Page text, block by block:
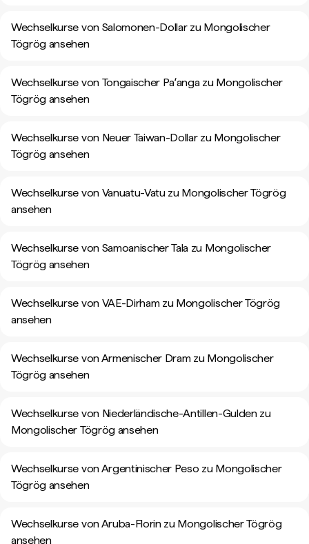
Wechselkurse von Salomonen-Dollar zu Mongolischer
Tögrög ansehen
Wechselkurse von Tongaischer Paʻanga zu Mongolischer
Tögrög ansehen
Wechselkurse von Neuer Taiwan-Dollar zu Mongolischer
Tögrög ansehen
Wechselkurse von Vanuatu-Vatu zu Mongolischer Tögrög
ansehen
Wechselkurse von Samoanischer Tala zu Mongolischer
Tögrög ansehen
Wechselkurse von VAE-Dirham zu Mongolischer Tögrög
ansehen
Wechselkurse von Armenischer Dram zu Mongolischer
Tögrög ansehen
Wechselkurse von Niederländische-Antillen-Gulden zu
Mongolischer Tögrög ansehen
Wechselkurse von Argentinischer Peso zu Mongolischer
Tögrög ansehen
Wechselkurse von Aruba-Florin zu Mongolischer Tögrög
ansehen